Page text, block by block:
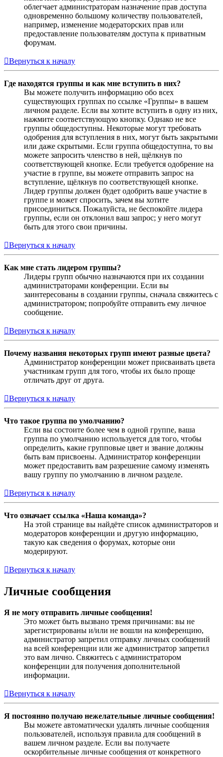
облегчает администраторам назначение прав доступа
одновременно большому количеству пользователей,
например, изменение модераторских прав или
предоставление пользователям доступа к приватным
форумам.
Вернуться к началу
Где находятся группы и как мне вступить в них?
Вы можете получить информацию обо всех
существующих группах по ссылке «Группы» в вашем
личном разделе. Если вы хотите вступить в одну из них,
нажмите соответствующую кнопку. Однако не все
группы общедоступны. Некоторые могут требовать
одобрения для вступления в них, могут быть закрытыми
или даже скрытыми. Если группа общедоступна, то вы
можете запросить членство в ней, щёлкнув по
соответствующей кнопке. Если требуется одобрение на
участие в группе, вы можете отправить запрос на
вступление, щёлкнув по соответствующей кнопке.
Лидер группы должен будет одобрить ваше участие в
группе и может спросить, зачем вы хотите
присоединиться. Пожалуйста, не беспокойте лидера
группы, если он отклонил ваш запрос; у него могут
быть для этого свои причины.
Вернуться к началу
Как мне стать лидером группы?
Лидеры групп обычно назначаются при их создании
администраторами конференции. Если вы
заинтересованы в создании группы, сначала свяжитесь с
администратором; попробуйте отправить ему личное
сообщение.
Вернуться к началу
Почему названия некоторых групп имеют разные цвета?
Администратор конференции может присваивать цвета
участникам групп для того, чтобы их было проще
отличать друг от друга.
Вернуться к началу
Что такое группа по умолчанию?
Если вы состоите более чем в одной группе, ваша
группа по умолчанию используется для того, чтобы
определить, какие групповые цвет и звание должны
быть вам присвоены. Администратор конференции
может предоставить вам разрешение самому изменять
вашу группу по умолчанию в личном разделе.
Вернуться к началу
Что означает ссылка «Наша команда»?
На этой странице вы найдёте список администраторов и
модераторов конференции и другую информацию,
такую как сведения о форумах, которые они
модерируют.
Вернуться к началу
Личные сообщения
Я не могу отправить личные сообщения!
Это может быть вызвано тремя причинами: вы не
зарегистрированы и/или не вошли на конференцию,
администратор запретил отправку личных сообщений
на всей конференции или же администратор запретил
это вам лично. Свяжитесь с администратором
конференции для получения дополнительной
информации.
Вернуться к началу
Я постоянно получаю нежелательные личные сообщения!
Вы можете автоматически удалять личные сообщения
пользователей, используя правила для сообщений в
вашем личном разделе. Если вы получаете
оскорбительные личные сообщения от конкретного